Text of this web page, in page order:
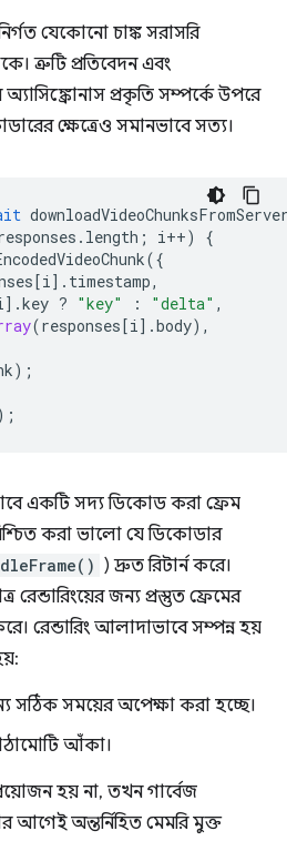
যেকোনো চাঙ্ক সরাসরি
ত্রুটি প্রতিবেদন এবং
প্রকৃতি সম্পর্কে উপরে
ক্ষেত্রেও সমানভাবে সত্য।
. length ; i++)
{
({
[i ]. timestamp,
].key ? "key" : "delta" ,
(responses[i ].body),
);
একটি সদ্য ডিকোড করা ফ্রেম
করা ভালো যে ডিকোডার
) দ্রুত রিটার্ন করে।
রেন্ডারিংয়ের জন্য প্রস্তুত ফ্রেমের
রেন্ডারিং আলাদাভাবে সম্পন্ন হয়
সঠিক সময়ের অপেক্ষা করা হচ্ছে।
আঁকা।
হয় না, তখন গার্বেজ
আগেই অন্তর্নিহিত মেমরি মুক্ত